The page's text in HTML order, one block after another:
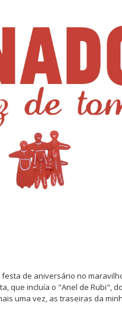
de aniversário no
que incluía o "Anel de Rubi", do
uma vez, as traseiras da